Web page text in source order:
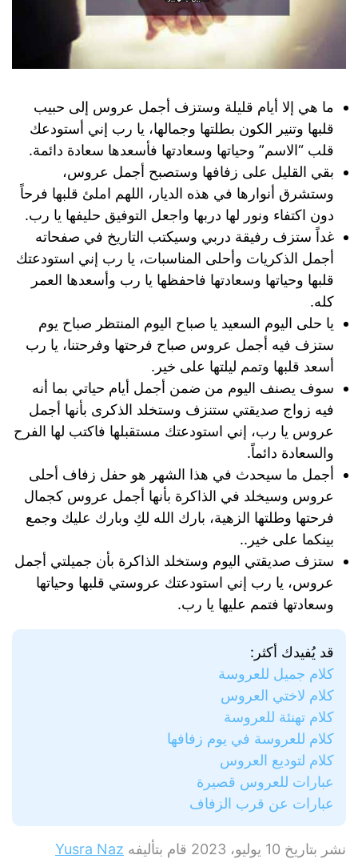
ما هي إلا أيام قليلة وستزف أجمل عروس إلى حبيب
قلبها وتنير الكون بطلتها وجمالها، يا رب إني أستودعك
قلب “الاسم” وحياتها وسعادتها فأسعدها سعادة دائمة.
بقي القليل على زفافها وستصبح أجمل عروس،
وستشرق أنوارها في هذه الديار، اللهم املئ قلبها فرحاً
دون اكتفاء ونور لها دربها واجعل التوفيق حليفها يا رب.
غداً ستزف رفيقة دربي وسيكتب التاريخ في صفحاته
أجمل الذكريات وأحلى المناسبات، يا رب إني استودعتك
قلبها وحياتها وسعادتها فاحفظها يا رب وأسعدها العمر
كله.
يا حلى اليوم السعيد يا صباح اليوم المنتظر صباح يوم
ستزف فيه أجمل عروس صباح فرحتها وفرحتنا، يا رب
أسعد قلبها وتمم ليلتها على خير.
سوف يصنف اليوم من ضمن أجمل أيام حياتي بما أنه
فيه زواج صديقتي ستنزف وستخلد الذكرى بأنها أجمل
عروس يا رب، إني استودعتك مستقبلها فاكتب لها الفرح
والسعادة دائماً.
أجمل ما سيحدث في هذا الشهر هو حفل زفاف أحلى
عروس وسيخلد في الذاكرة بأنها أجمل عروس كجمال
فرحتها وطلتها الزهية، بارك الله لكِ وبارك عليك وجمع
بينكما على خير..
ستزف صديقتي اليوم وستخلد الذاكرة بأن جميلتي أجمل
عروس، يا رب إني استودعتك عروستي قلبها وحياتها
وسعادتها فتمم عليها يا رب.
قد يُفيدك أكثر:
كلام جميل للعروسة
كلام لاختي العروس
كلام تهنئة للعروسة
كلام للعروسة في يوم زفافها
كلام لتوديع العروس
عبارات للعروس قصيرة
عبارات عن قرب الزفاف
نشر بتاريخ 10 يوليو، 2023 قام بتأليفه Yusra Naz